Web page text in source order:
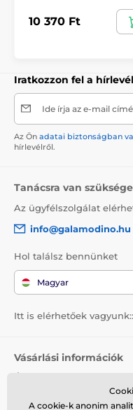
10 370 Ft
Iratkozzon fel a
Ide írja az e-mail
Az Ön adatai biztonságban
hírlevélről.
Tanácsra van
Az ügyfélszolgálat
info@galamodino.hu
Hol találsz bennünket
Magyar
Itt is elérhetőek vagyunk::
Vásárlási információk
A cookie-k anonim